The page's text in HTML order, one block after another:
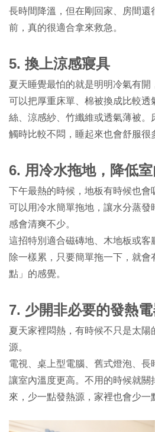
長時間降溫，但在剛回家、房間還
前，真的很適合拿來救急。
5. 換上涼感寢具
夏天睡覺最怕的就是明明冷氣有開
可以把厚重床單、棉被換成比較透
絲、涼感紗、竹纖維或透氣薄被。
觸時比較不悶，睡起來也會舒服很
6. 用冷水拖地，降低
下午最熱的時候，地板有時候也會
可以用冷水簡單拖地，讓水分蒸發
感會清爽不少。
這招特別適合磁磚地、木地板或客
除一樣累，只要簡單拖一下，就會
點」的感覺。
7. 少開非必要的發熱
夏天家裡悶熱，有時候不只是太
源。
電視、桌上型電腦、舊式燈泡、
讓室內溫度更高。不用的時候就關
來，少一點發熱源，家裡也會少一